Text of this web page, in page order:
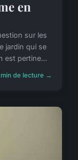
en
sur les
jardin qui se
est pertine...
min de lecture →